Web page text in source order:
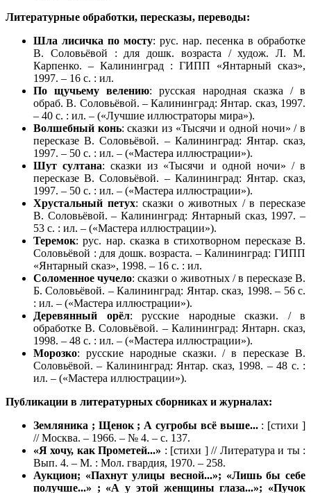
Литературные обработки, пересказы, переводы:
Шла лисичка по мосту: рус. нар. песенка в обработке
В. Соловьёвой : для дошк. возраста / худож. Л. М.
Карпенко. – Калининград : ГИПП «Янтарный сказ»,
1997. – 16 с. : ил.
По щучьему велению: русская народная сказка / в
обраб. В. Соловьёвой. – Калининград: Янтар. сказ, 1997.
– 40 с. : ил. – («Лучшие иллюстраторы мира»).
Волшебный конь: сказки из «Тысячи и одной ночи» / в
пересказе В. Соловьёвой. – Калининград: Янтар. сказ,
1997. – 50 с. : ил. – («Мастера иллюстрации»).
Шут султана: сказки из «Тысячи и одной ночи» / в
пересказе В. Соловьёвой. – Калининград: Янтар. сказ,
1997. – 50 с. : ил. – («Мастера иллюстрации»).
Хрустальный петух: сказки о животных / в пересказе
В. Соловьёвой. – Калининград: Янтарный сказ, 1997. –
53 с. : ил. – («Мастера иллюстрации»).
Теремок: рус. нар. сказка в стихотворном пересказе В.
Соловьёвой : для дошк. возраста. – Калининград: ГИПП
«Янтарный сказ», 1998. – 16 с. : ил.
Соломенное чучело: сказки о животных / в пересказе В.
Б. Соловьёвой. – Калининград: Янтар. сказ, 1998. – 56 с.
: ил. – («Мастера иллюстрации»).
Деревянный орёл: русские народные сказки. / в
обработке В. Соловьёвой. – Калининград: Янтарн. сказ,
1998. – 48 с. : ил. – («Мастера иллюстрации»).
Морозко: русские народные сказки. / в пересказе В.
Соловьёвой. – Калининград: Янтар. сказ, 1998. – 48 с. :
ил. – («Мастера иллюстрации»).
Публикации в литературных сборниках и журналах:
Земляника ; Щенок ; А сугробы всё выше...: [стихи ]
// Москва. – 1966. – № 4. – с. 137.
«Я хочу, как Прометей...» : [стихи ] // Литература и ты :
Вып. 4. – М. : Мол. гвардия, 1970. – 258.
Аукцион; «Пахнут улицы весной...»; «Лишь бы себе
получше...» ; «А у этой женщины глаза...»; «Пучок